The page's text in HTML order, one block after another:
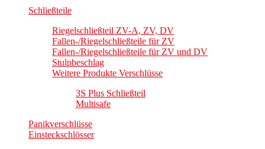
Schließteile
Riegelschließteil ZV-A, ZV, DV
Fallen-/Riegelschließteile für ZV
Fallen-/Riegelschließteile für ZV und DV
Stulpbeschlag
Weitere Produkte Verschlüsse
3S Plus Schließteil
Multisafe
Panikverschlüsse
Einsteckschlösser